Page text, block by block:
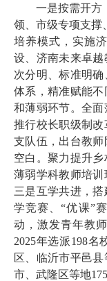
一是按需开方
领、市级专项支撑
培养模式，实施
设、济南未来卓
次分明、标准明
体系，精准赋能
和薄弱环节。全面
推行校长职级制
支队伍，出台教
空白。聚力提升
薄弱学科教师培训
三是互学共进，
学竞赛、“优课”
动，激发青年教
2025年选派198
区、临沂市平邑
市、武隆区等地